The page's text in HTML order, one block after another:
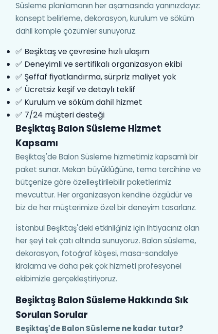
Süsleme planlamanın her aşamasında yanınızdayız:
konsept belirleme, dekorasyon, kurulum ve söküm
dahil komple çözümler sunuyoruz.
✅ Beşiktaş ve çevresine hızlı ulaşım
✅ Deneyimli ve sertifikalı organizasyon ekibi
✅ Şeffaf fiyatlandırma, sürpriz maliyet yok
✅ Ücretsiz keşif ve detaylı teklif
✅ Kurulum ve söküm dahil hizmet
✅ 7/24 müşteri desteği
Beşiktaş Balon Süsleme Hizmet
Kapsamı
Beşiktaş'de Balon Süsleme hizmetimiz kapsamlı bir
paket sunar. Mekan büyüklüğüne, tema tercihine ve
bütçenize göre özelleştirilebilir paketlerimiz
mevcuttur. Her organizasyon kendine özgüdür ve
biz de her müşterimize özel bir deneyim tasarlarız.
İstanbul Beşiktaş'deki etkinliğiniz için ihtiyacınız olan
her şeyi tek çatı altında sunuyoruz. Balon süsleme,
dekorasyon, fotoğraf köşesi, masa-sandalye
kiralama ve daha pek çok hizmeti profesyonel
ekibimizle gerçekleştiriyoruz.
Beşiktaş Balon Süsleme Hakkında Sık
Sorulan Sorular
Beşiktaş'de Balon Süsleme ne kadar tutar?